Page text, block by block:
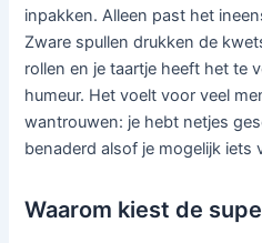
inpakken. Alleen past het
Zware spullen drukken de
rollen en je taartje heeft het te
humeur. Het voelt voor veel
wantrouwen: je hebt netjes
benaderd alsof je mogelijk iets
Waarom kiest de